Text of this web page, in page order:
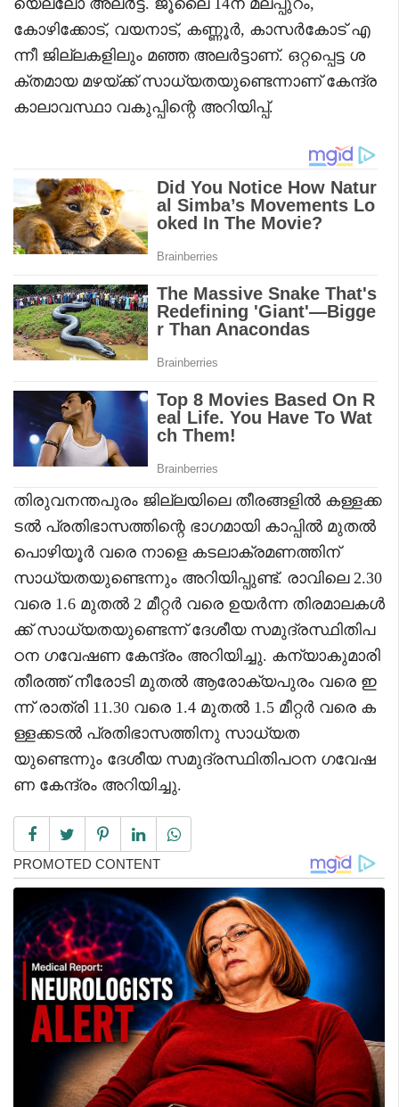
കോഴിക്കോട്, വയനാട്, കണ്ണൂർ, കാസർകോട് എ
ന്നീ ജില്ലകളിലും മഞ്ഞ അലർട്ടാണ്. ഒറ്റപ്പെട്ട ശ
ക്തമായ മഴയ്ക്ക് സാധ്യതയുണ്ടെന്നാണ് കേന്ദ്ര
കാലാവസ്ഥാ വകുപ്പിന്റെ അറിയിപ്പ്.
തിരുവനന്തപുരം ജില്ലയിലെ തീരങ്ങളിൽ കള്ളക്ക
ടൽ പ്രതിഭാസത്തിന്റെ ഭാഗമായി കാപ്പിൽ മുതൽ
പൊഴിയൂർ വരെ നാളെ കടലാക്രമണത്തിന്
സാധ്യതയുണ്ടെന്നും അറിയിപ്പുണ്ട്. രാവിലെ 2.30
വരെ 1.6 മുതൽ 2 മീറ്റർ വരെ ഉയർന്ന തിരമാലകൾ
ക്ക് സാധ്യതയുണ്ടെന്ന് ദേശീയ സമുദ്രസ്ഥിതിപ
ഠന ഗവേഷണ കേന്ദ്രം അറിയിച്ചു. കന്യാകുമാരി
തീരത്ത് നീരോടി മുതൽ ആരോക്യപുരം വരെ ഇ
ന്ന് രാത്രി 11.30 വരെ 1.4 മുതൽ 1.5 മീറ്റർ വരെ ക
ള്ളക്കടൽ പ്രതിഭാസത്തിനു സാധ്യത
യുണ്ടെന്നും ദേശീയ സമുദ്രസ്ഥിതിപഠന ഗവേഷ
ണ കേന്ദ്രം അറിയിച്ചു.